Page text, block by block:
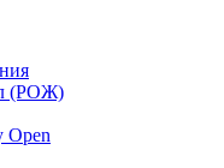
(РОЖ)
Open